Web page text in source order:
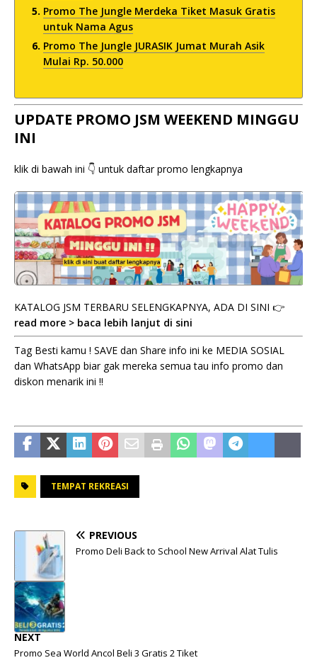
Promo The Jungle Merdeka Tiket Masuk Gratis
untuk Nama Agus
Promo The Jungle JURASIK Jumat Murah Asik
Mulai Rp. 50.000
UPDATE PROMO JSM WEEKEND MINGGU
INI
klik di bawah ini 👇 untuk daftar promo lengkapnya
KATALOG JSM TERBARU SELENGKAPNYA, ADA DI SINI 👉
read more > baca lebih lanjut di sini
Tag Besti kamu ! SAVE dan Share info ini ke MEDIA SOSIAL
dan WhatsApp biar gak mereka semua tau info promo dan
diskon menarik ini !!
TEMPAT REKREASI
PREVIOUS
Promo Deli Back to School New Arrival Alat Tulis
NEXT
Promo Sea World Ancol Beli 3 Gratis 2 Tiket